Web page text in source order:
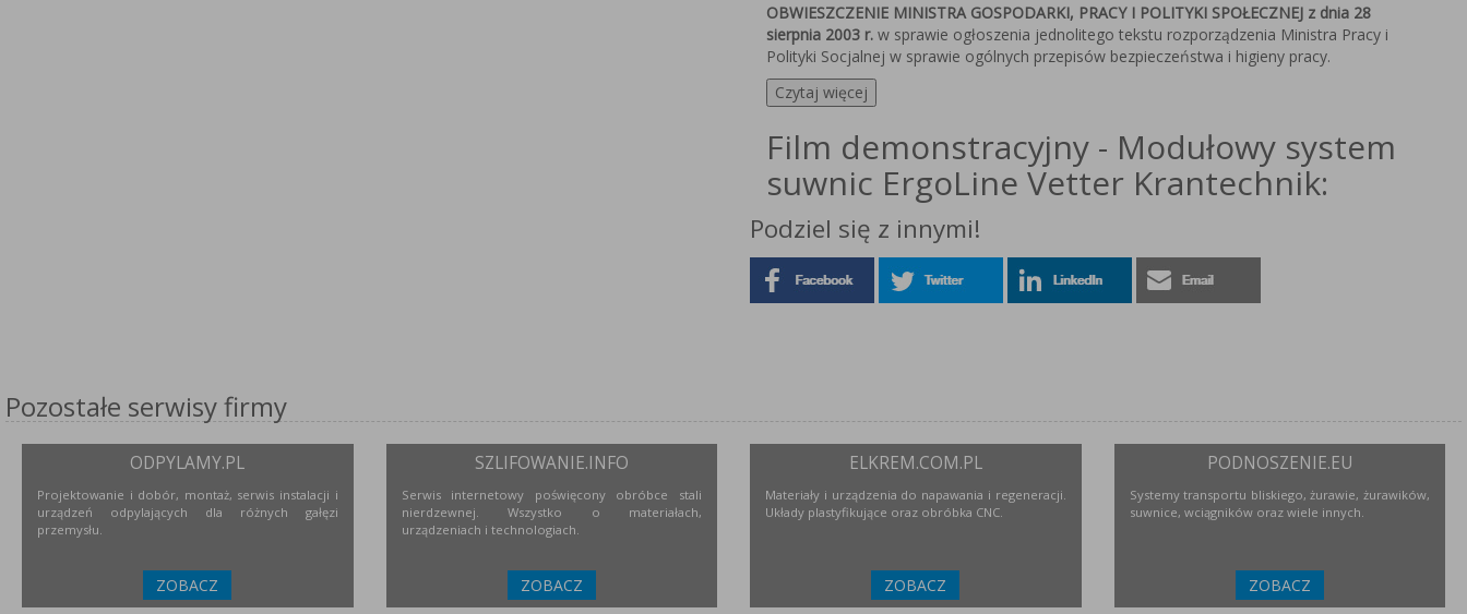
OBWIESZCZENIE MINISTRA GOSPODARKI, PRACY I POLITYKI SPOŁECZNEJ z dnia 28
sierpnia 2003 r. w sprawie ogłoszenia jednolitego tekstu rozporządzenia Ministra Pracy i
Polityki Socjalnej w sprawie ogólnych przepisów bezpieczeństwa i higieny pracy.
Czytaj więcej
Film demonstracyjny - Modułowy system
suwnic ErgoLine Vetter Krantechnik:
Podziel się z innymi!
Pozostałe serwisy firmy
ODPYLAMY.PL
Projektowanie i dobór, montaż, serwis instalacji i
urządzeń odpylających dla różnych gałęzi
przemysłu.
ZOBACZ
SZLIFOWANIE.INFO
Serwis internetowy poświęcony obróbce stali
nierdzewnej. Wszystko o materiałach,
urządzeniach i technologiach.
ZOBACZ
ELKREM.COM.PL
Materiały i urządzenia do napawania i regeneracji.
Układy plastyfikujące oraz obróbka CNC.
ZOBACZ
PODNOSZENIE.EU
Systemy transportu bliskiego, żurawie, żurawików,
suwnice, wciągników oraz wiele innych.
ZOBACZ